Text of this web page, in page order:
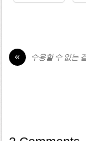
« 수용할 수 없는